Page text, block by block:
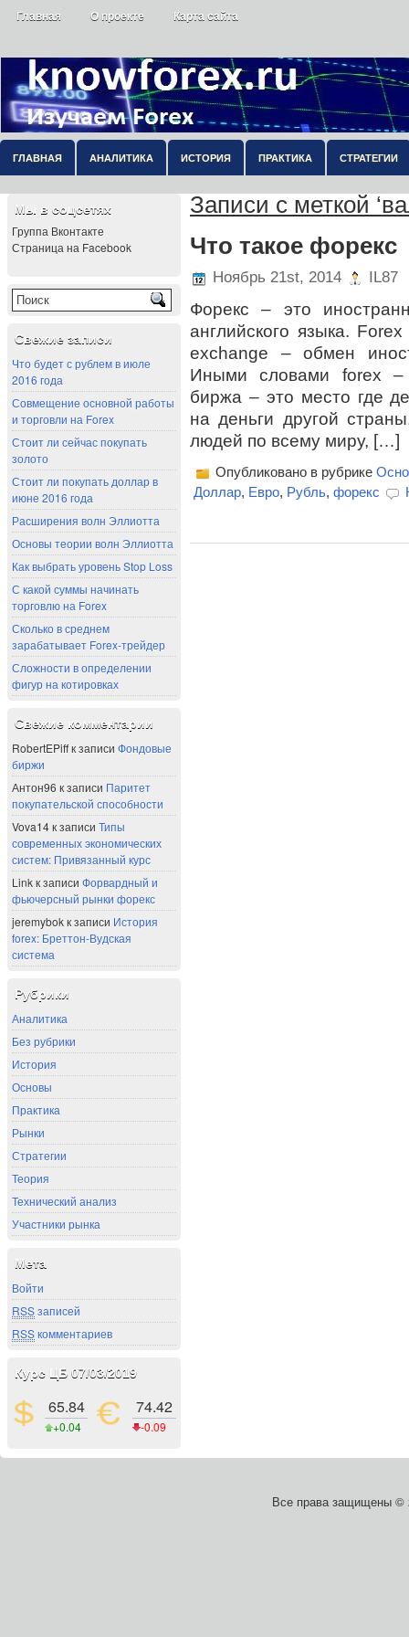
Главная О проекте Карта сайта
ГЛАВНАЯ АНАЛИТИКА ИСТОРИЯ ПРАКТИКА СТРАТЕГИИ
Мы в соцсетях
Группа Вконтакте
Страница на Facebook
Свежие записи
Что будет с рублем в июле
2016 года
Совмещение основной работы
и торговли на Forex
Стоит ли сейчас покупать
золото
Стоит ли покупать доллар в
июне 2016 года
Расширения волн Эллиотта
Основы теории волн Эллиотта
Как выбрать уровень Stop Loss
С какой суммы начинать
торговлю на Forex
Сколько в среднем
зарабатывает Forex-трейдер
Сложности в определении
фигур на котировках
Свежие комментарии
RobertEPiffк записи Фондовые
биржи
Антон96 к записи Паритет
покупательской способности
Vova14к записи Типы
современных экономических
систем: Привязанный курс
Linkк записи Форвардный и
фьючерсный рынки форекс
jeremybokк записи История
forex: Бреттон-Вудская
система
Рубрики
Аналитика
Без рубрики
История
Основы
Практика
Рынки
Стратегии
Теория
Технический анализ
Участники рынка
Мета
Войти
RSSзаписей
RSSкомментариев
Курс ЦБ 07/03/2019
65.84
+0.04
74.42
-0.09
Записи с меткой
Что такое форекс
Ноябрь 21st, 2014 IL87
Форекс – это
английского языка.
exchange – обмен
Иными словами forex –
биржа – это место где
на деньги другой
людей по всему миру, […]
Опубликовано в рубрике
Доллар, Евро, Рубль, форекс
Все права защищены ©